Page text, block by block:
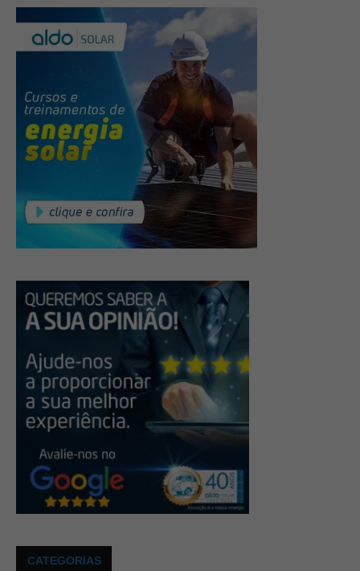
CATEGORIAS